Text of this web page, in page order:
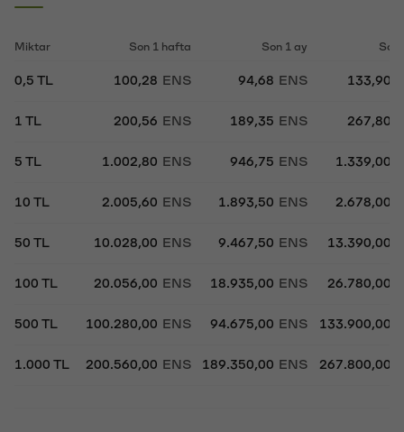
Miktar Son 1 hafta Son 1 ay Son
0,5 TL 100,28 ENS 94,68 ENS 133,90
1 TL 200,56 ENS 189,35 ENS 267,80
5 TL 1.002,80 ENS 946,75 ENS 1.339,00
10 TL 2.005,60 ENS 1.893,50 ENS 2.678,00
50 TL 10.028,00 ENS 9.467,50 ENS 13.390,00
100 TL 20.056,00 ENS 18.935,00 ENS 26.780,00
500 TL 100.280,00 ENS 94.675,00 ENS 133.900,00
1.000 TL 200.560,00 ENS 189.350,00 ENS 267.800,00